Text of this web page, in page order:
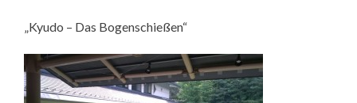
„Kyudo – Das Bogenschießen“